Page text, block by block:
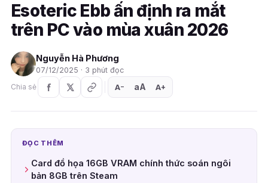
Esoteric Ebb ấn định ra mắt
trên PC vào mùa xuân 2026
Nguyễn Hà Phương
07/12/2025 · 3 phút đọc
Chia sẻ
A− aA A+
ĐỌC THÊM
Card đồ họa 16GB VRAM chính thức soán ngôi
bản 8GB trên Steam